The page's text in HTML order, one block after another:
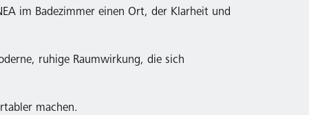
im Badezimmer einen Ort, der Klarheit und
ruhige Raumwirkung, die sich
machen.